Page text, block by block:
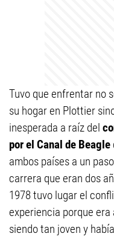
Tuvo que enfrentar no
su hogar en Plottier
inesperada a raíz del
por el Canal de Beagle
ambos países a un
carrera que eran dos
1978 tuvo lugar el
experiencia porque
siendo tan joven y